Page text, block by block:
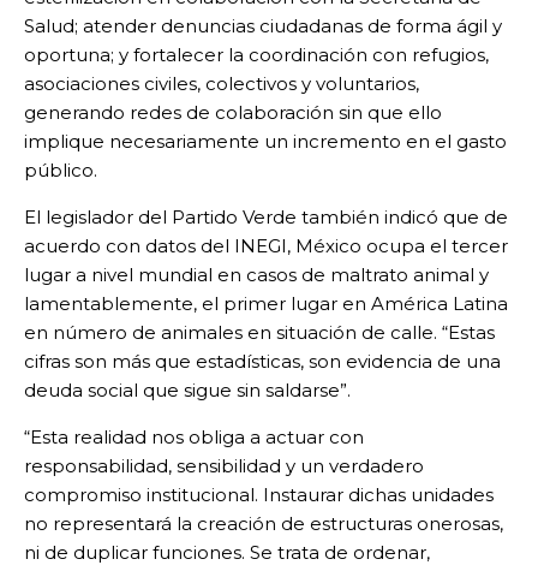
Salud; atender denuncias ciudadanas de forma ágil y
oportuna; y fortalecer la coordinación con refugios,
asociaciones civiles, colectivos y voluntarios,
generando redes de colaboración sin que ello
implique necesariamente un incremento en el gasto
público.
El legislador del Partido Verde también indicó que de
acuerdo con datos del INEGI, México ocupa el tercer
lugar a nivel mundial en casos de maltrato animal y
lamentablemente, el primer lugar en América Latina
en número de animales en situación de calle. “Estas
cifras son más que estadísticas, son evidencia de una
deuda social que sigue sin saldarse”.
“Esta realidad nos obliga a actuar con
responsabilidad, sensibilidad y un verdadero
compromiso institucional. Instaurar dichas unidades
no representará la creación de estructuras onerosas,
ni de duplicar funciones. Se trata de ordenar,